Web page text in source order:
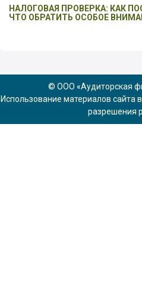
НАЛОГОВАЯ ПРОВЕРКА: КАК
ЧТО ОБРАТИТЬ ОСОБОЕ
© ООО «Аудиторская
Использование материалов сайта
разрешения